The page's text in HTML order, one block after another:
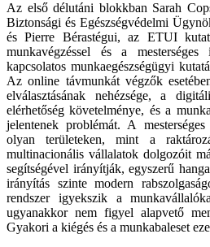
Az első délutáni blokkban Sarah
Biztonsági és Egészségvédelmi
és Pierre Bérastégui, az ETUI
munkavégzéssel és a mesterséges
kapcsolatos munkaegészségügyi
Az online távmunkát végzők
elválasztásának nehézsége, a
elérhetőség követelménye, és a
jelentenek problémát. A
olyan területeken, mint a
multinacionális vállalatok dolgozóit
segítségével irányítják, egyszerű
irányítás szinte modern
rendszer igyekszik a
ugyanakkor nem figyel alapvető
Gyakori a kiégés és a munkabaleset